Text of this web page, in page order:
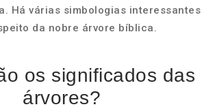
Há várias simbologias interessantes
da nobre árvore bíblica.
os significados das
árvores?